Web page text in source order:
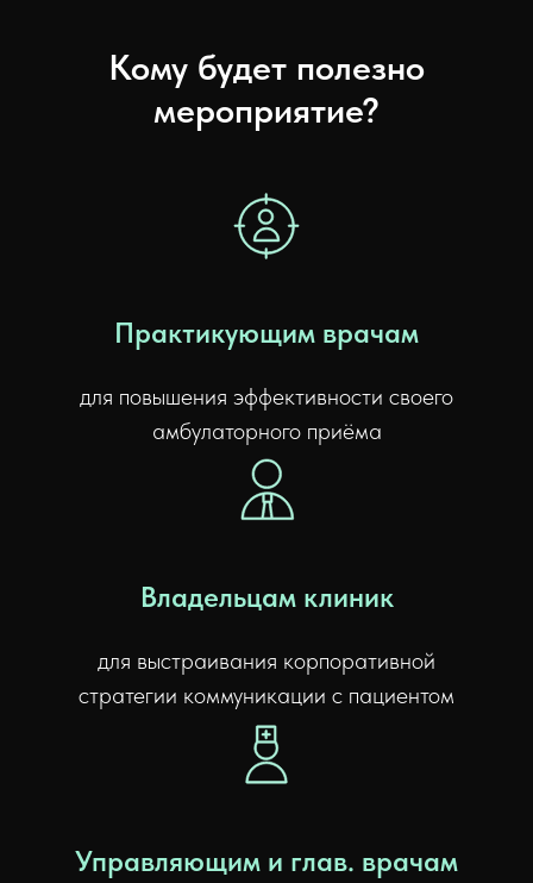
Кому будет полезно
мероприятие?
Практикующим врачам
для повышения эффективности своего
амбулаторного приёма
Владельцам клиник
для выстраивания корпоративной
стратегии коммуникации с пациентом
Управляющим и глав. врачам